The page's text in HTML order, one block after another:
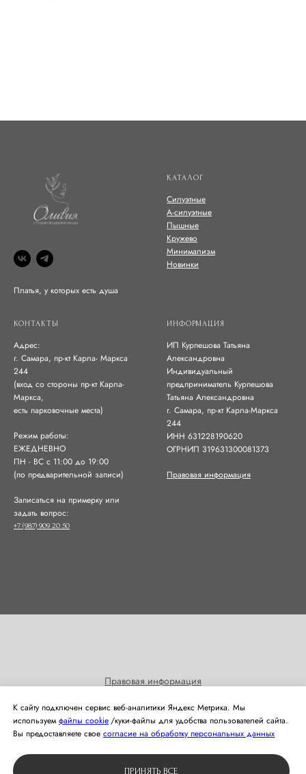
Платья, у которых есть душа
КАТАЛОГ
Силуэтные
А-силуэтные
Пышные
Кружево
Минимализм
Новинки
КОНТАКТЫ
Адрес:
г. Самара, пр-кт Карла- Маркса
244
(вход со стороны пр-кт Карла-
Маркса,
есть парковочные места)
Режим работы:
ЕЖЕДНЕВНО
ПН - ВС с 11:00 до 19:00
(по предварительной записи)
Записаться на примерку или
задать вопрос:
+7 (987) 909 20 50
ИНФОРМАЦИЯ
ИП Курпешова Татьяна
Александровна
Индивидуальный
предприниматель Курпешова
Татьяна Александровна
г. Самара, пр-кт Карла-Маркса
244
ИНН 631228190620
ОГРНИП 319631300081373
Правовая информация
Правовая информация
рассылок
Политика использования cookies
© 2024 Студия свадебной моды Оливия
К сайту подключен сервис веб-аналитики Яндекс Метрика. Мы
используемфайлы cookie/куки‑файлы для удобства пользователей сайта.
Вы предоставляете свое согласие на обработку персональных данных
ПРИНЯТЬ ВСЕ